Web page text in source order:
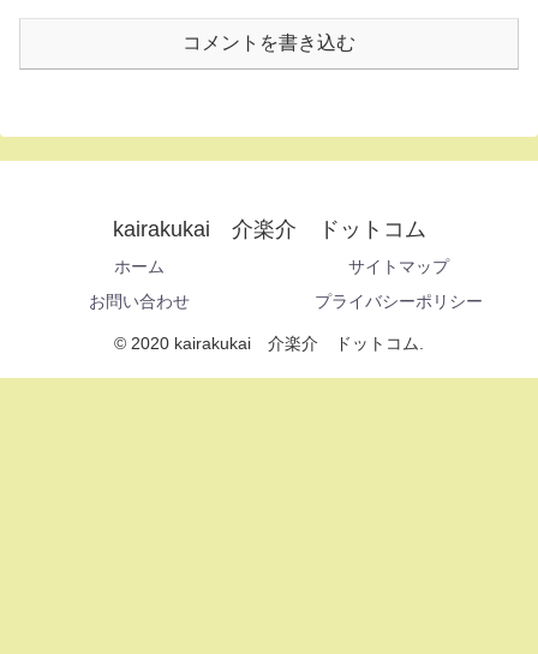
コメントを書き込む
kairakukai 介楽介 ドットコム
ホーム
サイトマップ
お問い合わせ
プライバシーポリシー
© 2020 kairakukai 介楽介 ドットコム.